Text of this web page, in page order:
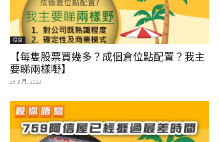
投資
【每隻股票買幾多？成個倉位點配置？我主
要睇兩樣嘢】
23 3 月, 2022